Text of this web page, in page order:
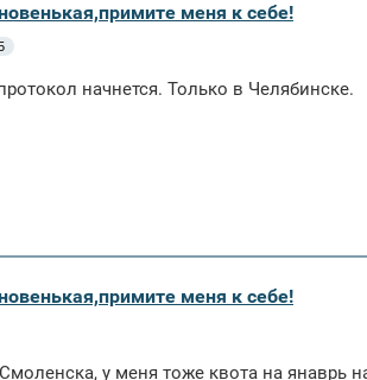
меня к себе!
начнется. Только в Челябинске.
меня к себе!
у меня тоже квота на